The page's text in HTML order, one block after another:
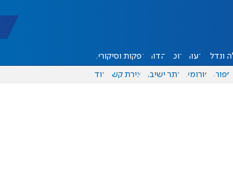
ונדל"ן דעות אוכל יהדות הפקות וסיקורים
ספורט פורומים אתר ישיבה יצירת קשר עוד